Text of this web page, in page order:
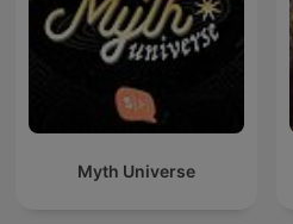
Myth Universe